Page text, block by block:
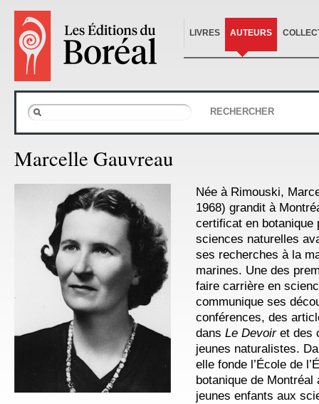
LIVRES AUTEURS
RECHERCHER
Marcelle Gauvreau
Née à Rimouski,
1968) grandit à
certificat en botanique
sciences naturelles
ses recherches à la
marines. Une des
faire carrière en
communique ses
conférences, des
dans Le Devoiret des
jeunes naturalistes.
elle fonde l’École de
botanique de Montréal
jeunes enfants aux